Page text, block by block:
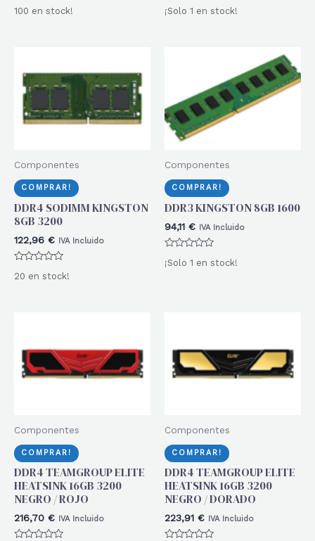
con
100 en stock!
Valorado
con
¡Solo 1 en stock!
Componentes
COMPRAR!
DDR4 SODIMM KINGSTON
8GB 3200
122,96 € IVA Incluido
con
20 en stock!
Componentes
COMPRAR!
DDR3 KINGSTON 8GB 1600
94,11 € IVA Incluido
con
¡Solo 1 en stock!
Componentes
COMPRAR!
DDR4 TEAMGROUP ELITE
HEATSINK 16GB 3200
NEGRO / ROJO
216,70 € IVA Incluido
Componentes
COMPRAR!
DDR4 TEAMGROUP ELITE
HEATSINK 16GB 3200
NEGRO / DORADO
223,91 € IVA Incluido